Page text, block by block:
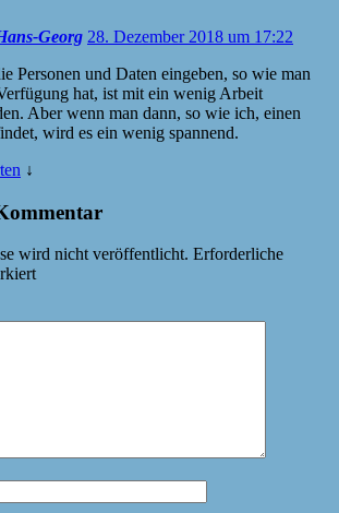
Georg 28. Dezember 2018 um 17:22
Personen und Daten eingeben, so wie man
hat, ist mit ein wenig Arbeit
Aber wenn man dann, so wie ich, einen
wird es ein wenig spannend.
↓
wird nicht veröffentlicht. Erforderliche